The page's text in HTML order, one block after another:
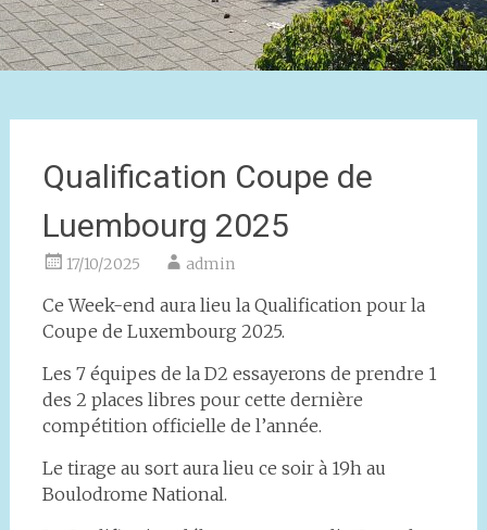
Qualification Coupe de
Luembourg 2025
17/10/2025 admin
Ce Week-end aura lieu la Qualification pour la
Coupe de Luxembourg 2025.
Les 7 équipes de la D2 essayerons de prendre 1
des 2 places libres pour cette dernière
compétition officielle de l’année.
Le tirage au sort aura lieu ce soir à 19h au
Boulodrome National.